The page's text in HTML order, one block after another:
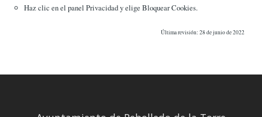
Haz clic en el panel Privacidad y elige Bloquear Cookies.
Última revisión: 28 de junio de 2022